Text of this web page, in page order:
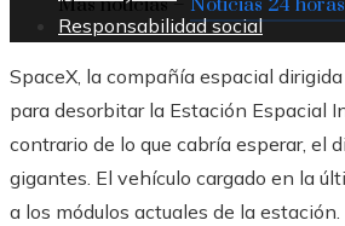
Responsabilidad social
Más noticias – Noticias 24 horas
SpaceX, la compañía espacial
para desorbitar la Estación Espacial
contrario de lo que cabría esperar, el
gigantes. El vehículo cargado en la
a los módulos actuales de la estación.